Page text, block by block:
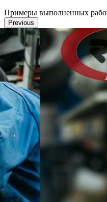
Примеры выполненных
Previous